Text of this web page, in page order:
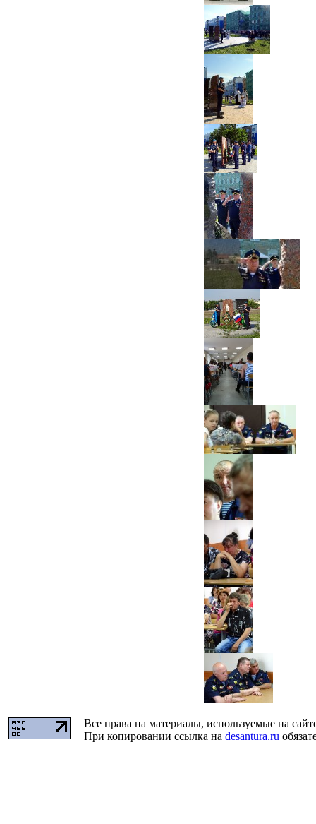
Все права на материалы, используемые на
При копировании ссылка на desantura.ru